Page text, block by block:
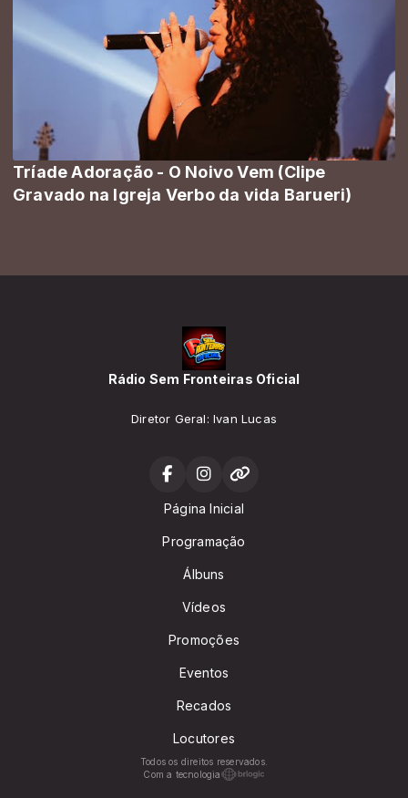
Tríade Adoração - O Noivo Vem (Clipe
Gravado na Igreja Verbo da vida Barueri)
Rádio Sem Fronteiras Oficial
Diretor Geral: Ivan Lucas
Página Inicial
Programação
Álbuns
Vídeos
Promoções
Eventos
Recados
Locutores
Todos os direitos reservados.
Com a tecnologia